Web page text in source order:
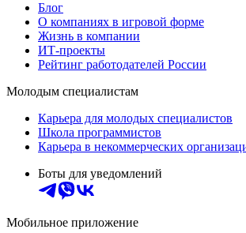
Блог
О компаниях в игровой форме
Жизнь в компании
ИТ-проекты
Рейтинг работодателей России
Молодым специалистам
Карьера для молодых специалистов
Школа программистов
Карьера в некоммерческих
Боты для уведомлений
Мобильное приложение